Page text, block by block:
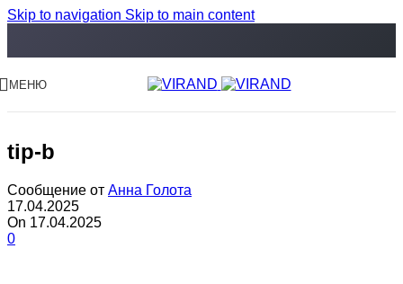
Skip to navigation Skip to main content
МЕНЮ
tip-b
Сообщение от Анна Голота
17.04.2025
On 17.04.2025
0